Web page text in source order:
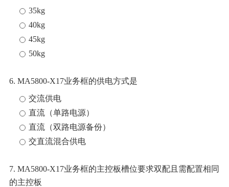
35kg
40kg
45kg
50kg
6. MA5800-X17业务框的供电方式是
交流供电
直流（单路电源）
直流（双路电源备份）
交直流混合供电
7. MA5800-X17业务框的主控板槽位要求双配且需配置相同
的主控板